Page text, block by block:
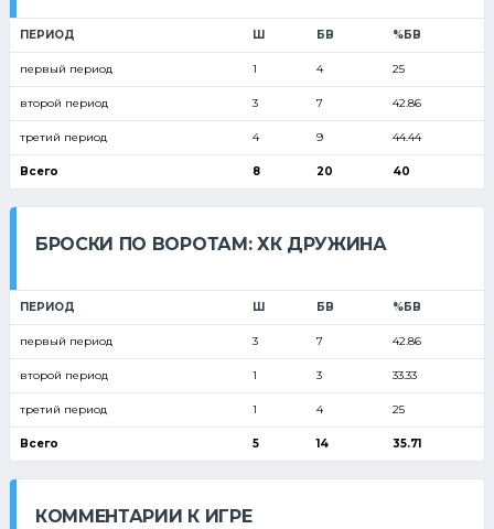
ПЕРИОД Ш БВ %БВ
первый период 1 4 25
второй период 3 7 42.86
третий период 4 9 44.44
Всего 8 20 40
БРОСКИ ПО ВОРОТАМ: ХК ДРУЖИНА
ПЕРИОД Ш БВ %БВ
первый период 3 7 42.86
второй период 1 3 33.33
третий период 1 4 25
Всего 5 14 35.71
КОММЕНТАРИИ К ИГРЕ